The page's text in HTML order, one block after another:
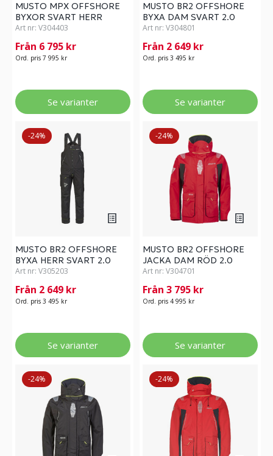
MUSTO MPX OFFSHORE
BYXOR SVART HERR
Art nr: V304403
Från 6 795 kr
Ord. pris 7 995 kr
Se varianter
MUSTO BR2 OFFSHORE
BYXA DAM SVART 2.0
Art nr: V304801
Från 2 649 kr
Ord. pris 3 495 kr
Se varianter
-24%
MUSTO BR2 OFFSHORE
BYXA HERR SVART 2.0
Art nr: V305203
Från 2 649 kr
Ord. pris 3 495 kr
Se varianter
-24%
MUSTO BR2 OFFSHORE
JACKA DAM RÖD 2.0
Art nr: V304701
Från 3 795 kr
Ord. pris 4 995 kr
Se varianter
-24% -24%